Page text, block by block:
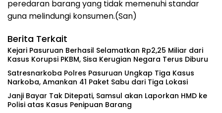
peredaran barang yang tidak memenuhi standar
guna melindungi konsumen.(San)
Berita Terkait
Kejari Pasuruan Berhasil Selamatkan Rp2,25 Miliar dari
Kasus Korupsi PKBM, Sisa Kerugian Negara Terus Diburu
‎Satresnarkoba Polres Pasuruan Ungkap Tiga Kasus
Narkoba, Amankan 41 Paket Sabu dari Tiga Lokasi
‎Janji Bayar Tak Ditepati, Samsul akan Laporkan HMD ke
Polisi atas Kasus Penipuan Barang